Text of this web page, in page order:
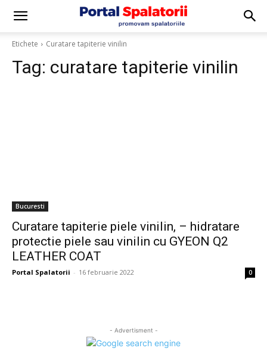
Etichete Curatare tapiterie vinilin
Tag: curatare tapiterie vinilin
Bucuresti
Curatare tapiterie piele vinilin, – hidratare
protectie piele sau vinilin cu GYEON Q2
LEATHER COAT
Portal Spalatorii - 16 februarie 2022 0
- Advertisment -